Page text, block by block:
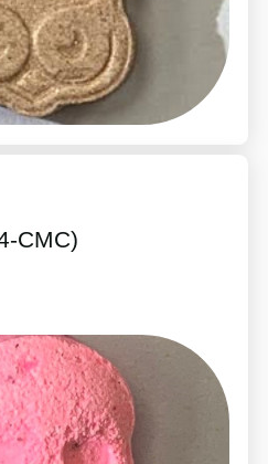
CMC)